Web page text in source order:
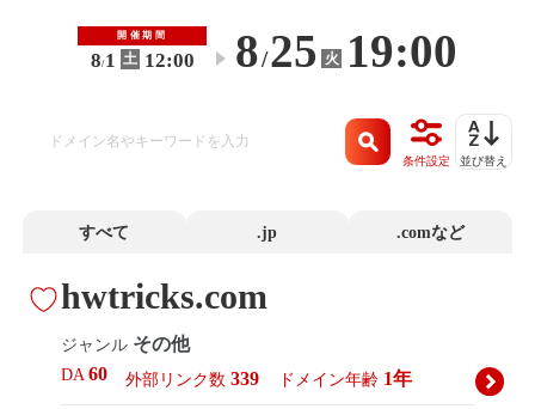
開催期間
8/1 土 12:00 〜 8/25 火 19:00
条件設定 並び替え
すべて .jp .comなど
hwtricks.com
ジャンル その他
DA60 外部リンク数 339 ドメイン年齢 1年